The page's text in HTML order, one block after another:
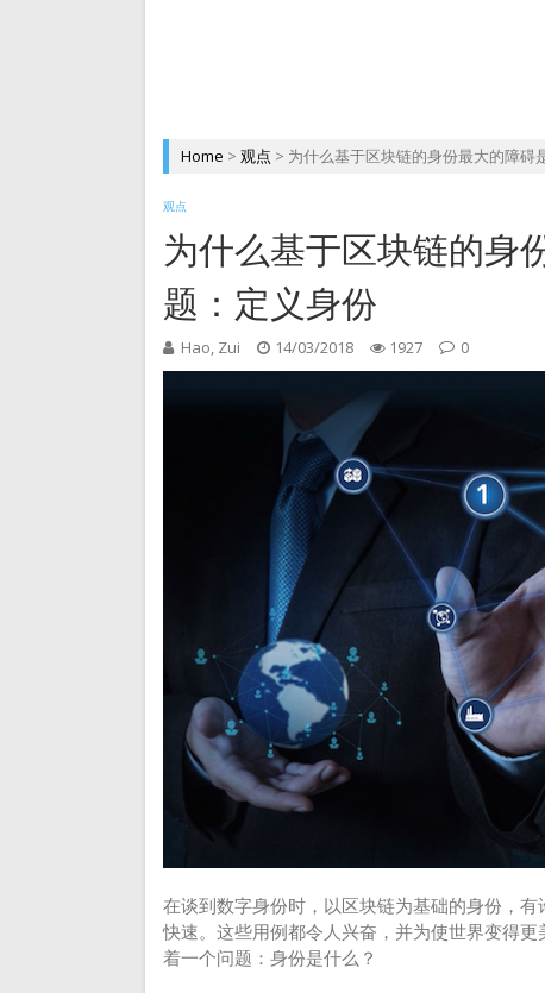
Home > 观点 > 为什么基于区块链的身份最大的障碍
观点
为什么基于区块链的身
题：定义身份
Hao, Zui 14/03/2018 1927 0
在谈到数字身份时，以区块链为基础的身份，
快速。这些用例都令人兴奋，并为使世界变得
着一个问题：身份是什么？